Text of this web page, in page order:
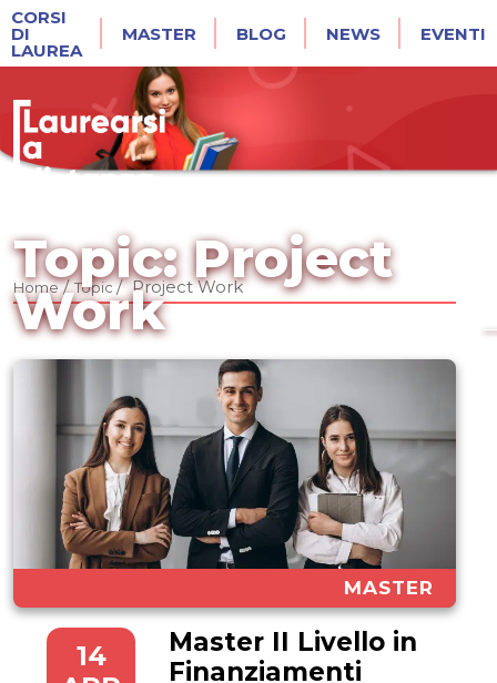
CORSI
DI
LAUREA
MASTER BLOG NEWS EVENTI
Topic: Project
Work
Home/ Topic/ Project Work
MASTER
14
Master II Livello in
Finanziamenti